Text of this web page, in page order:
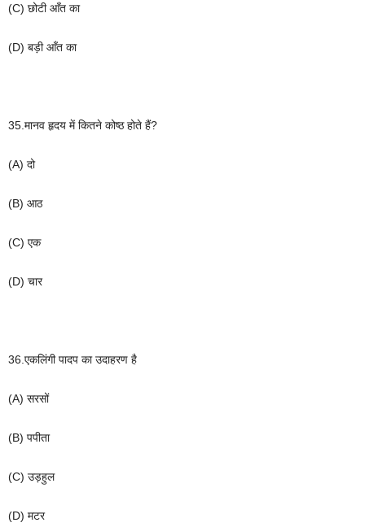
(C) छोटी आँत का
(D) बड़ी आँत का
35. मानव हृदय में कितने कोष्ठ होते हैं?
(A) दो
(B) आठ
(C) एक
(D) चार
36. एकलिंगी पादप का उदाहरण है
(A) सरसों
(B) पपीता
(C) उड़हुल
(D) मटर